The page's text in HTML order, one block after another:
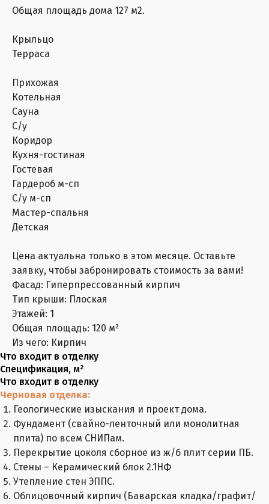
Общая площадь дома 127 м2.
Крыльцо
Терраса
Прихожая
Котельная
Сауна
С/у
Коридор
Кухня-гостиная
Гостевая
Гардероб м-сп
С/у м-сп
Мастер-спальня
Детская
Цена актуальна только в этом месяце. Оставьте
заявку, чтобы забронировать стоимость за вами!
Фасад: Гиперпрессованный кирпич
Тип крыши: Плоская
Этажей: 1
Общая площадь: 120 м²
Из чего: Кирпич
Что входит в отделку
Спецификация, м²
Что входит в отделку
Черновая отделка:
Геологические изыскания и проект дома.
Фундамент (свайно-ленточный или монолитная
плита) по всем СНИПам.
Перекрытие цоколя сборное из ж/б плит серии ПБ.
Стены – Керамический блок 2.1НФ
Утепление стен ЭППС.
Облицовочный кирпич (Баварская кладка/графит/